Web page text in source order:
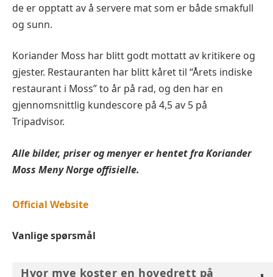
de er opptatt av å servere mat som er både smakfull
og sunn.
Koriander Moss har blitt godt mottatt av kritikere og
gjester. Restauranten har blitt kåret til “Årets indiske
restaurant i Moss” to år på rad, og den har en
gjennomsnittlig kundescore på 4,5 av 5 på
Tripadvisor.
Alle bilder, priser og menyer er hentet fraKoriander
Moss Meny Norge offisielle.
Official Website
Vanlige spørsmål
Hvor mye koster en hovedrett på